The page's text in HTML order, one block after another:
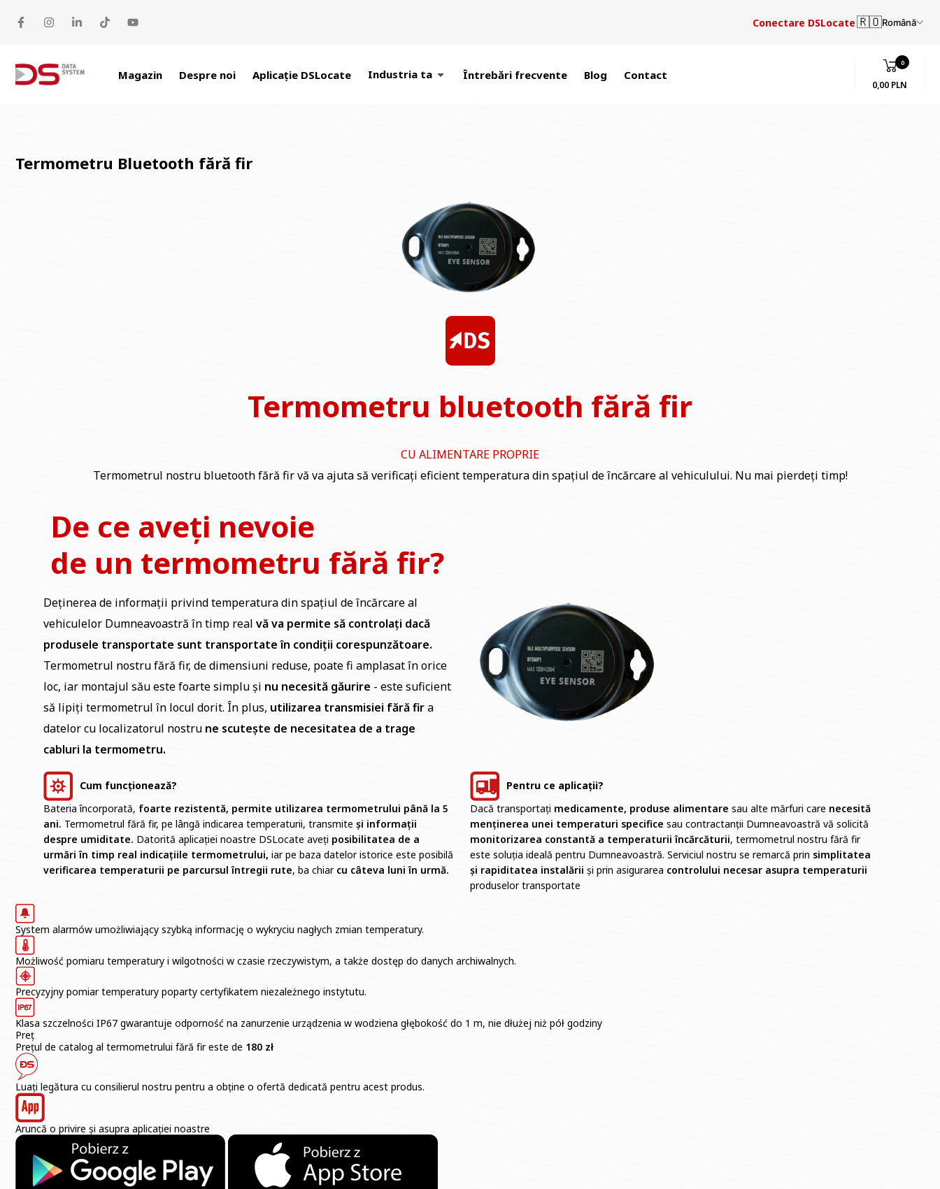
Conectare DSLocate🇷🇴Română
Magazin Despre noi Aplicație DSLocate Industria ta Întrebări frecvente Blog Contact
0
0,00 PLN
Termometru Bluetooth fără fir
Termometru bluetooth fără fir
CU ALIMENTARE PROPRIE
Termometrul nostru bluetooth fără fir vă va ajuta să verificați eficient temperatura din spațiul de încărcare al vehiculului. Nu mai pierdeți timp!
De ce aveți nevoie
de un termometru fără fir?
Deținerea de informații privind temperatura din spațiul de încărcare al
vehiculelor Dumneavoastră în timp real vă va permite să controlați dacă
produsele transportate sunt transportate în condiții corespunzătoare.
Termometrul nostru fără fir, de dimensiuni reduse, poate fi amplasat în orice
loc, iar montajul său este foarte simplu și nu necesită găurire - este suficient
să lipiți termometrul în locul dorit. În plus, utilizarea transmisiei fără fira
datelor cu localizatorul nostru ne scutește de necesitatea de a trage
cabluri la termometru.
Cum funcționează?
Bateria încorporată, foarte rezistentă, permite utilizarea termometrului până la 5
ani. Termometrul fără fir, pe lângă indicarea temperaturii, transmite și informații
despre umiditate. Datorită aplicației noastre DSLocate aveți posibilitatea de a
urmări în timp real indicațiile termometrului, iar pe baza datelor istorice este posibilă
verificarea temperaturii pe parcursul întregii rute, ba chiar cu câteva luni în urmă.
Pentru ce aplicații?
Dacă transportați medicamente, produse alimentare sau alte mărfuri care necesită
menținerea unei temperaturi specifice sau contractanții Dumneavoastră vă solicită
monitorizarea constantă a temperaturii încărcăturii, termometrul nostru fără fir
este soluția ideală pentru Dumneavoastră. Serviciul nostru se remarcă prin simplitatea
și rapiditatea instalării și prin asigurarea controlului necesar asupra temperaturii
produselor transportate
System alarmów umożliwiający szybką informację o wykryciu nagłych zmian temperatury.
Możliwość pomiaru temperatury i wilgotności w czasie rzeczywistym, a także dostęp do danych archiwalnych.
Precyzyjny pomiar temperatury poparty certyfikatem niezależnego instytutu.
Klasa szczelności IP67 gwarantuje odporność na zanurzenie urządzenia w wodziena głębokość do 1 m, nie dłużej niż pół godziny
Preț
Prețul de catalog al termometrului fără fir este de 180 zł
Luați legătura cu consilierul nostru pentru a obține o ofertă dedicată pentru acest produs.
Aruncă o privire și asupra aplicației noastre